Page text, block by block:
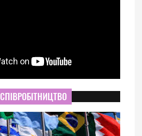
СПІВРОБІТНИЦТВО